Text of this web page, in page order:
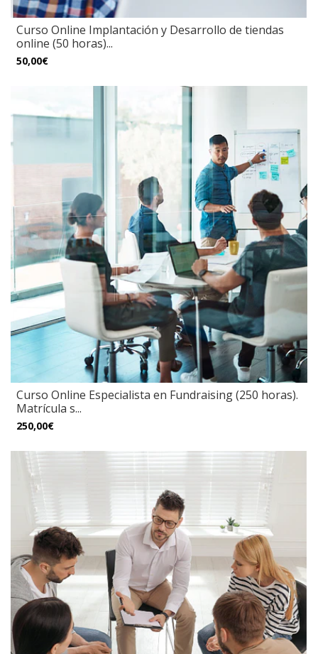
Curso Online Implantación y Desarrollo de tiendas
online (50 horas)...
50,00€
Curso Online Especialista en Fundraising (250 horas).
Matrícula s...
250,00€